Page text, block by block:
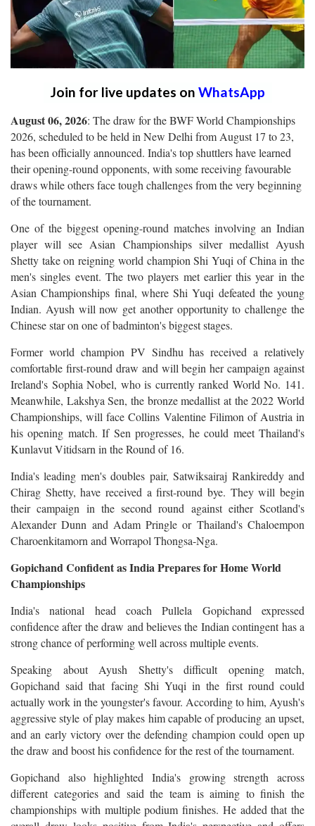
Join for live updates on WhatsApp
August 06, 2026: The draw for the BWF World Championships
2026, scheduled to be held in New Delhi from August 17 to 23,
has been officially announced. India's top shuttlers have learned
their opening-round opponents, with some receiving favourable
draws while others face tough challenges from the very beginning
of the tournament.
One of the biggest opening-round matches involving an Indian
player will see Asian Championships silver medallist Ayush
Shetty take on reigning world champion Shi Yuqi of China in the
men's singles event. The two players met earlier this year in the
Asian Championships final, where Shi Yuqi defeated the young
Indian. Ayush will now get another opportunity to challenge the
Chinese star on one of badminton's biggest stages.
Former world champion PV Sindhu has received a relatively
comfortable first-round draw and will begin her campaign against
Ireland's Sophia Nobel, who is currently ranked World No. 141.
Meanwhile, Lakshya Sen, the bronze medallist at the 2022 World
Championships, will face Collins Valentine Filimon of Austria in
his opening match. If Sen progresses, he could meet Thailand's
Kunlavut Vitidsarn in the Round of 16.
India's leading men's doubles pair, Satwiksairaj Rankireddy and
Chirag Shetty, have received a first-round bye. They will begin
their campaign in the second round against either Scotland's
Alexander Dunn and Adam Pringle or Thailand's Chaloempon
Charoenkitamorn and Worrapol Thongsa-Nga.
Gopichand Confident as India Prepares for Home World
Championships
India's national head coach Pullela Gopichand expressed
confidence after the draw and believes the Indian contingent has a
strong chance of performing well across multiple events.
Speaking about Ayush Shetty's difficult opening match,
Gopichand said that facing Shi Yuqi in the first round could
actually work in the youngster's favour. According to him, Ayush's
aggressive style of play makes him capable of producing an upset,
and an early victory over the defending champion could open up
the draw and boost his confidence for the rest of the tournament.
Gopichand also highlighted India's growing strength across
different categories and said the team is aiming to finish the
championships with multiple podium finishes. He added that the